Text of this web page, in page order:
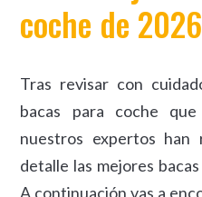
coche de 2026
Tras revisar con
bacas para coche
nuestros expertos han
detalle las mejores
A continuación vas a